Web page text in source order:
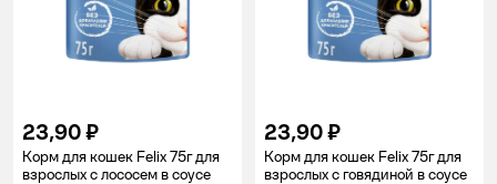
23,90 ₽
Корм для кошек Felix 75г для
взрослых с лососем в соусе
23,90 ₽
Корм для кошек Felix 75г для
взрослых с говядиной в соусе